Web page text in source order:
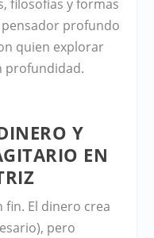
filosofías y formas
pensador profundo
quien explorar
profundidad.
Y
EN
fin. El dinero crea
pero